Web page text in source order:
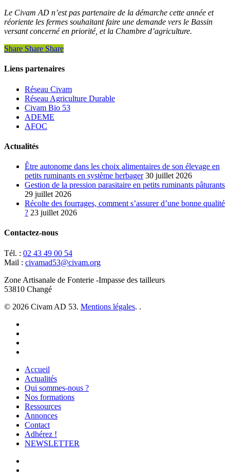
Le Civam AD n’est pas partenaire de la démarche cette année et
réoriente les fermes souhaitant faire une demande vers le Bassin
versant concerné en priorité, et la Chambre d’agriculture.
Share Share Share
Liens partenaires
Réseau Civam
Réseau Agriculture Durable
Civam Bio 53
ADEME
AFOC
Actualités
Être autonome dans les choix alimentaires de son élevage en
petits ruminants en système herbager 30 juillet 2026
Gestion de la pression parasitaire en petits ruminants pâturants
29 juillet 2026
Récolte des fourrages, comment s’assurer d’une bonne qualité
? 23 juillet 2026
Contactez-nous
Tél. : 02 43 49 00 54
Mail : civamad53@civam.org
Zone Artisanale de Fonterie -Impasse des tailleurs
53810 Changé
© 2026 Civam AD 53. Mentions légales. .
Close
Menu
Accueil
Actualités
Qui sommes-nous ?
Nos formations
Ressources
Annonces
Contact
Adhérez !
NEWSLETTER